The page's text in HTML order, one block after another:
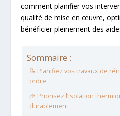
comment planifier vos
qualité de mise en œuvre,
bénéficier pleinement des
Sommaire :
📝 Planifiez vos travaux de
ordre
🌱 Priorisez l’isolation
durablement